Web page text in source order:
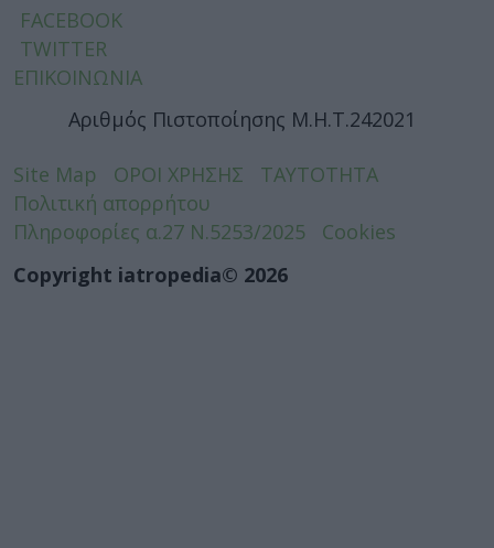
FACEBOOK
TWITTER
ΕΠΙΚΟΙΝΩΝΙΑ
Αριθμός Πιστοποίησης Μ.Η.Τ.242021
Site Map ΟΡΟΙ ΧΡΗΣΗΣ
ΤΑΥΤΟΤΗΤΑ
Πολιτική απορρήτου
Πληροφορίες α.27 Ν.5253/2025
Cookies
Copyright iatropedia© 2026